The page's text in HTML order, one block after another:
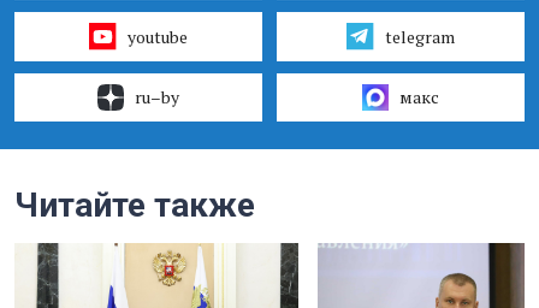
youtube telegram
ru–by макс
Читайте также